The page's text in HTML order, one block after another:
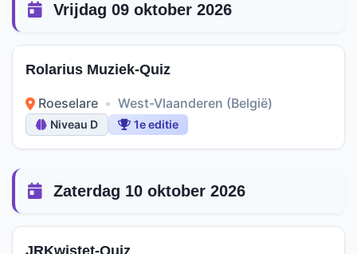
Vrijdag 09 oktober 2026
Rolarius Muziek-Quiz
Roeselare • West-Vlaanderen (België)
Niveau D 1e editie
Zaterdag 10 oktober 2026